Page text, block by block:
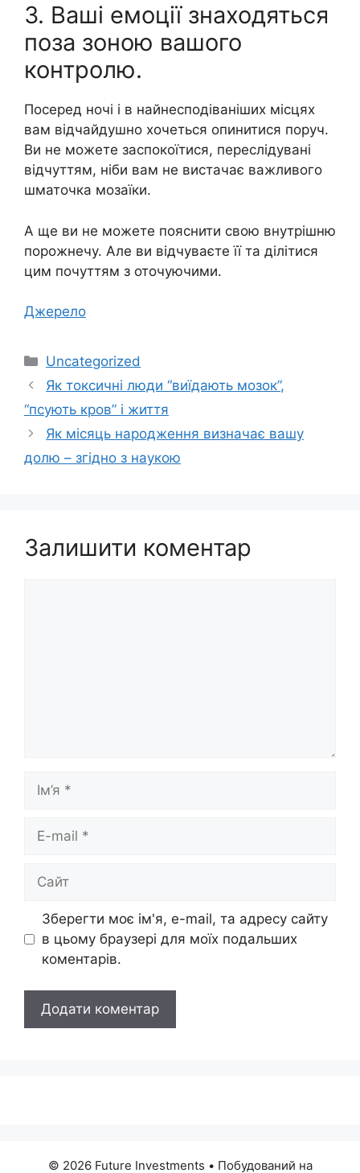
3. Ваші емоції знаходяться
поза зоною вашого
контролю.
Посеред ночі і в найнесподіваніших місцях
вам відчайдушно хочеться опинитися поруч.
Ви не можете заспокоїтися, переслідувані
відчуттям, ніби вам не вистачає важливого
шматочка мозаїки.
А ще ви не можете пояснити свою внутрішню
порожнечу. Але ви відчуваєте її та ділітися
цим почуттям з оточуючими.
Джерело
Категорії
Uncategorized
Як токсичні люди “виїдають мозок”,
“псують кров” і життя
Як місяць народження визначає вашу
долю – згідно з наукою
Залишити коментар
Ім’я
Сайт
Зберегти моє ім'я, e-mail, та адресу сайту
в цьому браузері для моїх подальших
коментарів.
© 2026 Future Investments • Побудований на